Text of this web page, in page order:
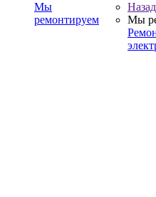
Мы
ремонтируем
Назад
Мы